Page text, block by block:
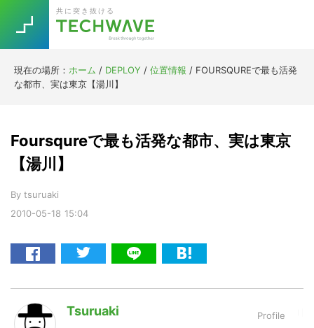
primary
navigation
main
content
primary
sidebar
footer
共に突き抜ける
現在の場所： ホーム / DEPLOY / 位置情報 / FOURSQUREで最も活発
な都市、実は東京【湯川】
2010-05-18 15:04
Foursqureで最も活発な都市、実は東京
【湯川】
By tsuruaki
Tsuruaki
TOPICS
RE:LIFE
Re:Work
AI
[Startup]
[Voice Edition]
[YouTube]
Trend 今話題の注目キーワード
5G